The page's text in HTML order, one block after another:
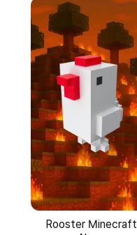
Rooster Minecraft